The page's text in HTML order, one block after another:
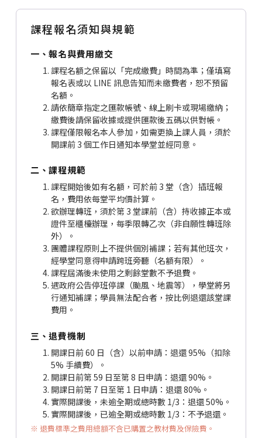
課程報名須知與規範
一、報名與費用繳交
課程名額之保留以「完成繳費」時間為準；僅填寫
報名表或以 LINE 訊息告知而未繳費者，恕不預留
名額。
請依簡章指定之匯款帳號、線上刷卡或現場繳納；
繳費後請保留收據或提供匯款後五碼以供對帳。
課程僅限報名本人參加，如需更換上課人員，須於
開課前 3 個工作日通知本學堂並經同意。
二、課程規範
課程開始後如有名額，可於前 3 堂（含）插班報
名，費用依每堂平均價計算。
欲辦理轉班，須於第 3 堂課前（含）持收據正本或
證件至櫃檯辦理，每季限轉乙次（非自願性轉班除
外）。
團體課程原則上不提供個別補課；若有其他班次，
經學堂同意得申請跨班旁聽（名額有限）。
課程屆滿後未使用之剩餘堂數不予退費。
遇政府公告停班停課（颱風、地震等），學堂將另
行通知補課；學員無法配合者，按比例退還該堂課
費用。
三、退費機制
開課日前 60 日（含）以前申請：退還 95%（扣除
5% 手續費）。
開課日前第 59 日至第 8 日申請：退還 90%。
開課日前第 7 日至第 1 日申請：退還 80%。
實際開課後，未逾全期或總時數 1/3：退還 50%。
實際開課後，已逾全期或總時數 1/3：不予退還。
※ 退費標準之費用總額不含已購置之教材費及保險費。